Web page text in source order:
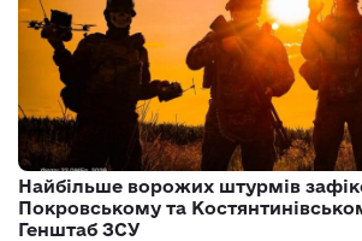
Найбільше ворожих штурмів
Покровському та
Генштаб ЗСУ